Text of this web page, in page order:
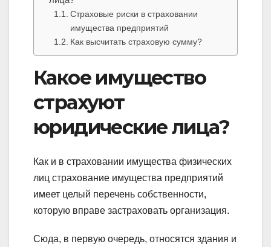
Страховые риски в страховании
имущества предприятий
Как высчитать страховую сумму?
Какое имущество
страхуют
юридические лица?
Как и в страховании имущества физических
лиц страхование имущества предприятий
имеет целый перечень собственности,
которую вправе застраховать организация.
Сюда, в первую очередь, относятся здания и